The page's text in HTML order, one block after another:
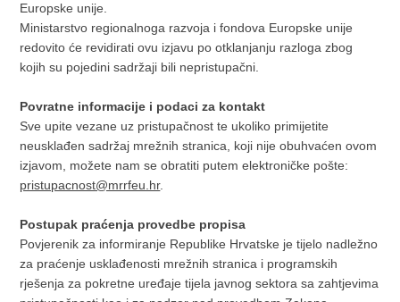
Europske unije.
Ministarstvo regionalnoga razvoja i fondova Europske unije
redovito će revidirati ovu izjavu po otklanjanju razloga zbog
kojih su pojedini sadržaji bili nepristupačni.
Povratne informacije i podaci za kontakt
Sve upite vezane uz pristupačnost te ukoliko primijetite
neusklađen sadržaj mrežnih stranica, koji nije obuhvaćen ovom
izjavom, možete nam se obratiti putem elektroničke pošte:
pristupacnost@mrrfeu.hr.
Postupak praćenja provedbe propisa
Povjerenik za informiranje Republike Hrvatske je tijelo nadležno
za praćenje usklađenosti mrežnih stranica i programskih
rješenja za pokretne uređaje tijela javnog sektora sa zahtjevima